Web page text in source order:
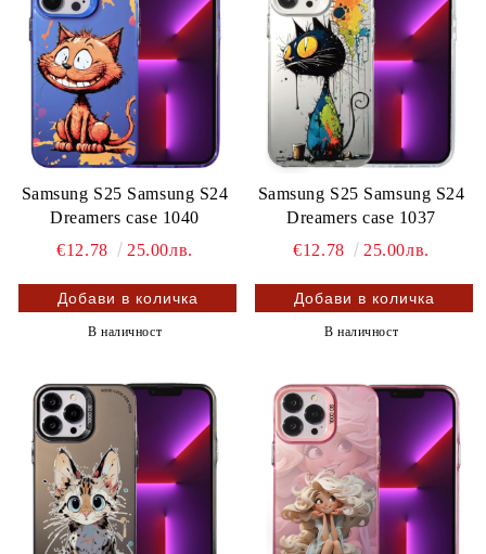
Samsung S25 Samsung S24
Dreamers case 1040
€12.78
25.00лв.
В наличност
Samsung S25 Samsung S24
Dreamers case 1037
€12.78
25.00лв.
В наличност